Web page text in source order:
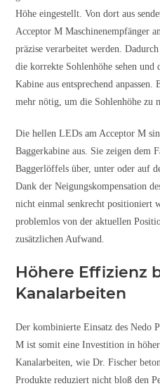
Höhe eingestellt. Von dort aus
Acceptor M Maschinenempfänger
präzise verarbeitet werden.
die korrekte Sohlenhöhe sehen
Kabine aus entsprechend
mehr nötig, um die Sohlenhöhe zu
Die hellen LEDs am Acceptor M
Baggerkabine aus. Sie zeigen dem
Baggerlöffels über, unter oder auf
Dank der Neigungskompensation
nicht einmal senkrecht positioniert
problemlos von der aktuellen
zusätzlichen Aufwand.
Höhere Effizienz
Kanalarbeiten
Der kombinierte Einsatz des Nedo
M ist somit eine Investition in
Kanalarbeiten, wie Dr. Fischer
Produkte reduziert nicht bloß den